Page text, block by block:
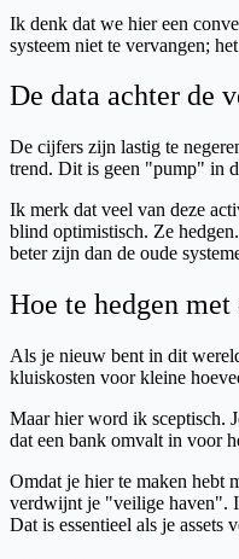
Ik denk dat we hier een
systeem niet te vervangen;
De data achter de
De cijfers zijn lastig te
trend. Dit is geen "pump" in
Ik merk dat veel van deze
blind optimistisch. Ze
beter zijn dan de oude
Hoe te hedgen
Als je nieuw bent in dit
kluiskosten voor kleine
Maar hier word ik sceptisch.
dat een bank omvalt in voor
Omdat je hier te maken hebt
verdwijnt je "veilige haven".
Dat is essentieel als je assets